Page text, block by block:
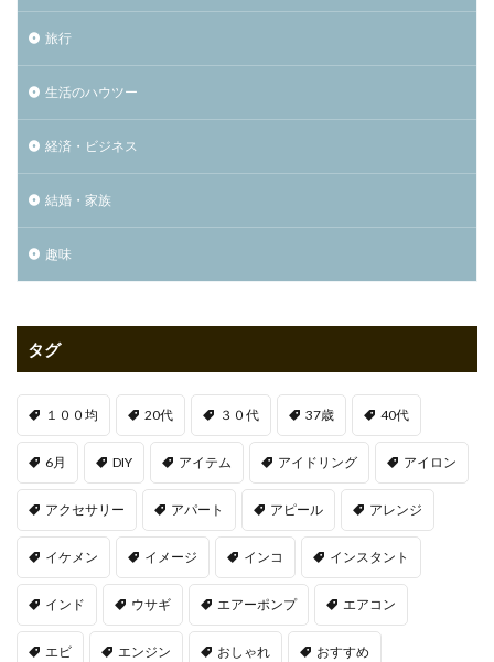
旅行
生活のハウツー
経済・ビジネス
結婚・家族
趣味
タグ
１００均 20代 ３０代 37歳 40代
6月 DIY アイテム アイドリング アイロン
アクセサリー アパート アピール アレンジ
イケメン イメージ インコ インスタント
インド ウサギ エアーポンプ エアコン
エビ エンジン おしゃれ おすすめ